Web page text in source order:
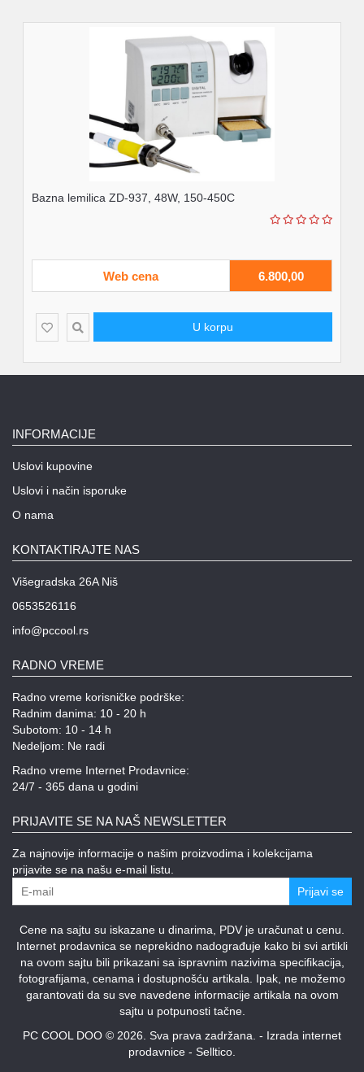
Bazna lemilica ZD-937, 48W, 150-450C
Web cena 6.800,00
U korpu
INFORMACIJE
Uslovi kupovine
Uslovi i način isporuke
O nama
KONTAKTIRAJTE NAS
Višegradska 26A Niš
0653526116
info@pccool.rs
RADNO VREME
Radno vreme korisničke podrške:
Radnim danima: 10 - 20 h
Subotom: 10 - 14 h
Nedeljom: Ne radi
Radno vreme Internet Prodavnice:
24/7 - 365 dana u godini
PRIJAVITE SE NA NAŠ NEWSLETTER
Za najnovije informacije o našim proizvodima i kolekcijama
prijavite se na našu e-mail listu.
Prijavi se
Cene na sajtu su iskazane u dinarima, PDV je uračunat u cenu.
Internet prodavnica se neprekidno nadograđuje kako bi svi artikli
na ovom sajtu bili prikazani sa ispravnim nazivima specifikacija,
fotografijama, cenama i dostupnošću artikala. Ipak, ne možemo
garantovati da su sve navedene informacije artikala na ovom
sajtu u potpunosti tačne.
PC COOL DOO © 2026. Sva prava zadržana. - Izrada internet
prodavnice - Selltico.